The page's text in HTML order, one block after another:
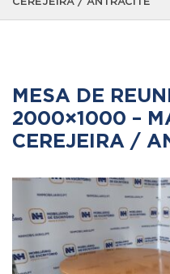
CEREJEIRA / ANTRACITE
MESA DE
2000×1000 –
CEREJEIRA /